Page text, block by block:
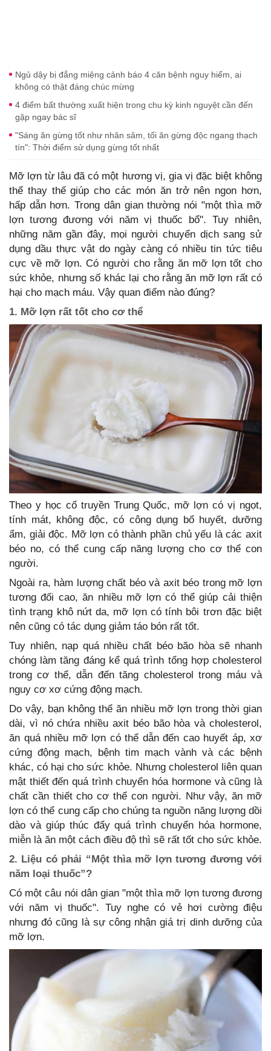
Ngủ dậy bị đắng miệng cảnh báo 4 căn bệnh nguy hiểm, ai
không có thật đáng chúc mừng
4 điểm bất thường xuất hiện trong chu kỳ kinh nguyệt cần đến
gặp ngay bác sĩ
"Sáng ăn gừng tốt như nhân sâm, tối ăn gừng độc ngang thạch
tín": Thời điểm sử dụng gừng tốt nhất
Mỡ lợn từ lâu đã có một hương vị, gia vị đặc biệt không
thể thay thế giúp cho các món ăn trở nên ngon hơn,
hấp dẫn hơn. Trong dân gian thường nói "một thìa mỡ
lợn tương đương với năm vị thuốc bổ". Tuy nhiên,
những năm gần đây, mọi người chuyển dịch sang sử
dụng dầu thực vật do ngày càng có nhiều tin tức tiêu
cực về mỡ lợn. Có người cho rằng ăn mỡ lợn tốt cho
sức khỏe, nhưng số khác lại cho rằng ăn mỡ lợn rất có
hại cho mạch máu. Vậy quan điểm nào đúng?
1. Mỡ lợn rất tốt cho cơ thể
Theo y học cổ truyền Trung Quốc, mỡ lợn có vị ngọt,
tính mát, không độc, có công dụng bổ huyết, dưỡng
ẩm, giải độc. Mỡ lợn có thành phần chủ yếu là các axit
béo no, có thể cung cấp năng lượng cho cơ thể con
người.
Ngoài ra, hàm lượng chất béo và axit béo trong mỡ lợn
tương đối cao, ăn nhiều mỡ lợn có thể giúp cải thiện
tình trạng khô nứt da, mỡ lợn có tính bôi trơn đặc biệt
nên cũng có tác dụng giảm táo bón rất tốt.
Tuy nhiên, nạp quá nhiều chất béo bão hòa sẽ nhanh
chóng làm tăng đáng kể quá trình tổng hợp cholesterol
trong cơ thể, dẫn đến tăng cholesterol trong máu và
nguy cơ xơ cứng động mạch.
Do vậy, bạn không thể ăn nhiều mỡ lợn trong thời gian
dài, vì nó chứa nhiều axit béo bão hòa và cholesterol,
ăn quá nhiều mỡ lợn có thể dẫn đến cao huyết áp, xơ
cứng động mạch, bệnh tim mạch vành và các bệnh
khác, có hại cho sức khỏe. Nhưng cholesterol liên quan
mật thiết đến quá trình chuyển hóa hormone và cũng là
chất cần thiết cho cơ thể con người. Như vậy, ăn mỡ
lợn có thể cung cấp cho chúng ta nguồn năng lượng dồi
dào và giúp thúc đẩy quá trình chuyển hóa hormone,
miễn là ăn một cách điều độ thì sẽ rất tốt cho sức khỏe.
2. Liệu có phải “Một thìa mỡ lợn tương đương với
năm loại thuốc”?
Có một câu nói dân gian "một thìa mỡ lợn tương đương
với năm vị thuốc". Tuy nghe có vẻ hơi cường điệu
nhưng đó cũng là sự công nhận giá trị dinh dưỡng của
mỡ lợn.